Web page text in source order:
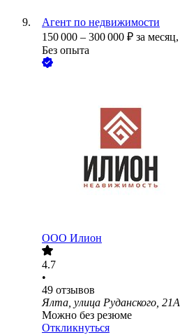
Агент по недвижимости
150 000 – 300 000 ₽ за месяц,
Без опыта
ООО Илион
4.7
•
49 отзывов
Ялта, улица Руданского, 21А
Можно без резюме
Откликнуться